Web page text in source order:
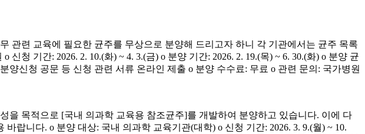
관련 교육에 필요한 균주를 무상으로 분양해 드리고자 하니 각 기관에서는 균주 목록
청 기간: 2026. 2. 10.(화) ~ 4. 3.(금) o 분양 기간: 2026. 2. 19.(목) ~ 6. 30.(화) o 분양 균
양신청 공문 등 신청 관련 서류 온라인 제출 o 분양 수수료: 무료 o 관련 문의: 국가병원
목적으로 [국내 의과학 교육용 참조균주]를 개발하여 분양하고 있습니다. 이에 다
랍니다. o 분양 대상: 국내 의과학 교육기관(대학) o 신청 기간: 2026. 3. 9.(월) ~ 10.